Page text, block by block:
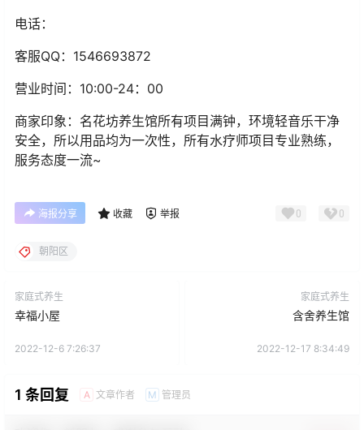
电话：
客服QQ：1546693872
营业时间：10:00-24：00
商家印象：名花坊养生馆所有项目满钟，环境轻音乐干净
安全，所以用品均为一次性，所有水疗师项目专业熟练，
服务态度一流~
海报分享 收藏 举报 0 0
朝阳区
家庭式养生
幸福小屋
2022-12-6 7:26:37
家庭式养生
含舍养生馆
2022-12-17 8:34:49
1 条回复 A 文章作者 M 管理员